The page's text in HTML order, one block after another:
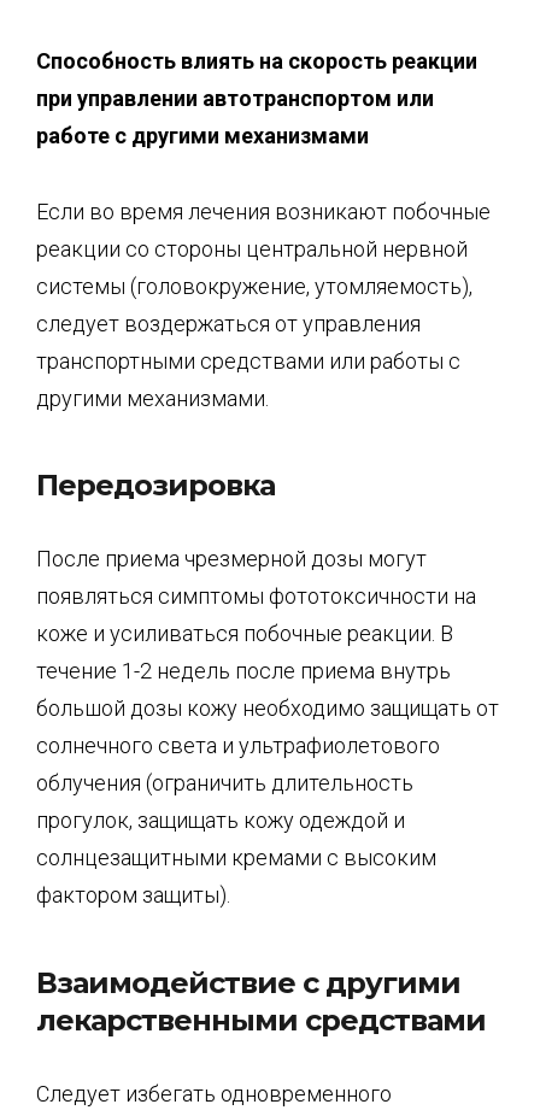
Способность влиять на скорость реакции
при управлении автотранспортом или
работе с другими механизмами
Если во время лечения возникают побочные
реакции со стороны центральной нервной
системы (головокружение, утомляемость),
следует воздержаться от управления
транспортными средствами или работы с
другими механизмами.
Передозировка
После приема чрезмерной дозы могут
появляться симптомы фототоксичности на
коже и усиливаться побочные реакции. В
течение 1-2 недель после приема внутрь
большой дозы кожу необходимо защищать от
солнечного света и ультрафиолетового
облучения (ограничить длительность
прогулок, защищать кожу одеждой и
солнцезащитными кремами с высоким
фактором защиты).
Взаимодействие с другими
лекарственными средствами
Следует избегать одновременного